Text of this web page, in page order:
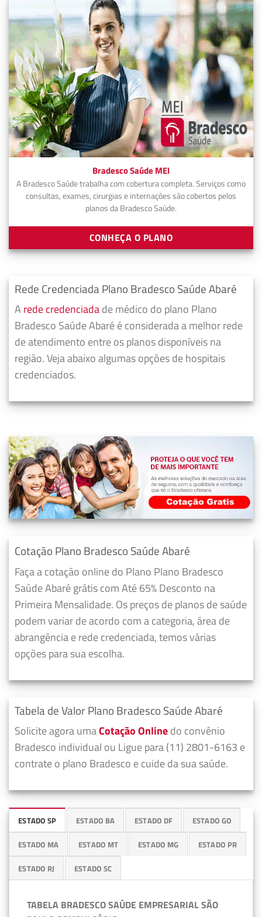
Bradesco Saúde MEI
A Bradesco Saúde trabalha com cobertura completa. Serviços como
consultas, exames, cirurgias e internações são cobertos pelos
planos da Bradesco Saúde.
CONHEÇA O PLANO
Rede Credenciada Plano Bradesco Saúde Abaré
A rede credenciadade médico do plano Plano
Bradesco Saúde Abaré é considerada a melhor rede
de atendimento entre os planos disponíveis na
região. Veja abaixo algumas opções de hospitais
credenciados.
Cotação Plano Bradesco Saúde Abaré
Faça a cotação online do Plano Plano Bradesco
Saúde Abaré grátis com Até 65% Desconto na
Primeira Mensalidade. Os preços de planos de saúde
podem variar de acordo com a categoria, área de
abrangência e rede credenciada, temos várias
opções para sua escolha.
Tabela de Valor Plano Bradesco Saúde Abaré
Solicite agora umaCotação Onlinedo convênio
Bradesco individual ou Ligue para (11) 2801-6163 e
contrate o plano Bradesco e cuide da sua saúde.
ESTADO SP ESTADO BA ESTADO DF ESTADO GO
ESTADO MA ESTADO MT ESTADO MG ESTADO PR
ESTADO RJ ESTADO SC
TABELA BRADESCO SAÚDE EMPRESARIAL SÃO